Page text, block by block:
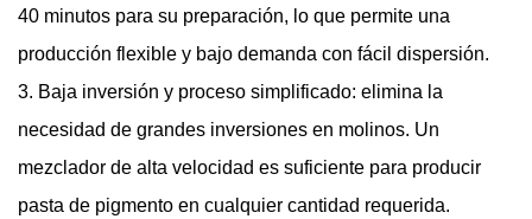
40 minutos para su preparación, lo que permite una
producción flexible y bajo demanda con fácil dispersión.
3. Baja inversión y proceso simplificado: elimina la
necesidad de grandes inversiones en molinos. Un
mezclador de alta velocidad es suficiente para producir
pasta de pigmento en cualquier cantidad requerida.